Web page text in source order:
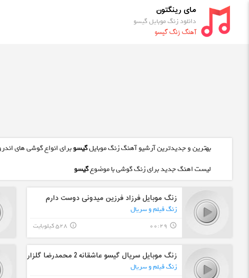
مای رینگتون
دانلود زنگ موبایل گیسو
آهنگ زنگ گیسو
بهترین و جدیدترین آرشیو آهنگ زنگ موبایلگیسوبرای انواع گوشی های
لیست اهنگ جدید برای زنگ گوشی با موضوعگیسو
زنگ موبایل فرزاد فرزین میدونی دوست دارم
زنگ فیلم و سریال
query_builder
00:29 528 کیلوبایت info_outline
زنگ موبایل سریال گیسو عاشقانه 2 محمدرضا گلزار
زنگ فیلم و سریال